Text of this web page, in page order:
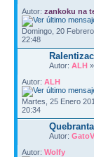
Autor: zankoku na
Domingo, 20 Febrero
22:48
Autor: ALH
Autor: ALH
Martes, 25 Enero
20:34
Autor:
Autor: Wolfy